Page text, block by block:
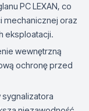
PC LEXAN, co
mechanicznej oraz
eksploatacji.
wewnętrzną
ochronę przed
sygnalizatora